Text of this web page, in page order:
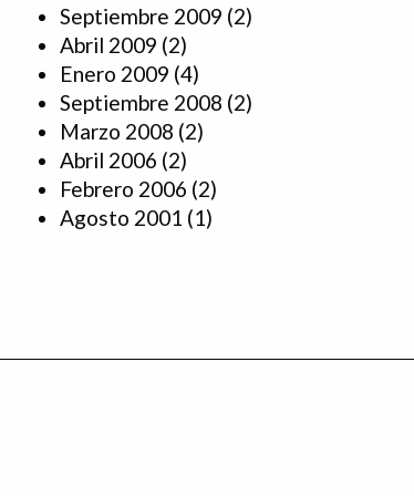
Septiembre 2009 (2)
Abril 2009 (2)
Enero 2009 (4)
Septiembre 2008 (2)
Marzo 2008 (2)
Abril 2006 (2)
Febrero 2006 (2)
Agosto 2001 (1)